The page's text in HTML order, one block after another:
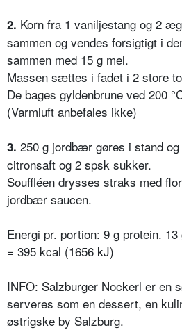
2. Korn fra 1 vaniljestang og 2
sammen og vendes forsigtigt i
sammen med 15 g mel.
Massen sættes i fadet i 2 store
De bages gyldenbrune ved 200
(Varmluft anbefales ikke)
3. 250 g jordbær gøres i stand
citronsaft og 2 spsk sukker.
Souffléen drysses straks med
jordbær saucen.
Energi pr. portion: 9 g protein.
= 395 kcal (1656 kJ)
INFO: Salzburger Nockerl er en
serveres som en dessert, en
østrigske by Salzburg.